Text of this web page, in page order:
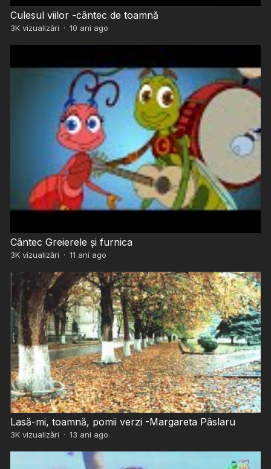
Culesul viilor -cântec de toamnă
3Kvizualizări · 10 ani ago
Cântec Greierele și furnica
3Kvizualizări · 11 ani ago
Lasă-mi, toamnă, pomii verzi -Margareta Pâslaru
3Kvizualizări · 13 ani ago